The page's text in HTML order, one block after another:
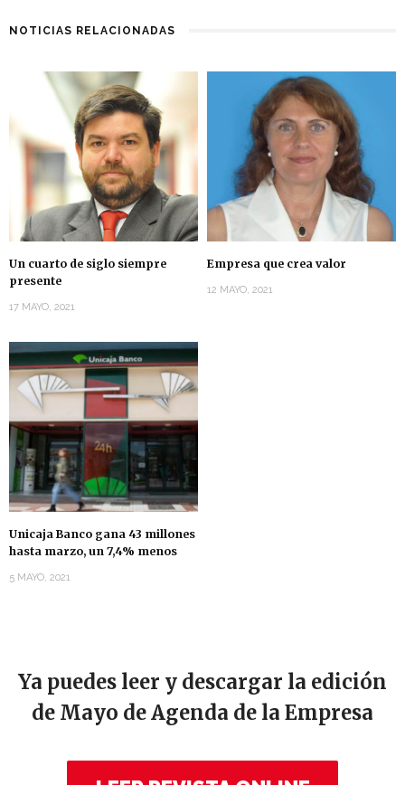
NOTICIAS RELACIONADAS
Un cuarto de siglo siempre
presente
17 MAYO, 2021
Empresa que crea valor
12 MAYO, 2021
Unicaja Banco gana 43 millones
hasta marzo, un 7,4% menos
5 MAYO, 2021
Ya puedes leer y descargar la edición
de Mayo de Agenda de la Empresa